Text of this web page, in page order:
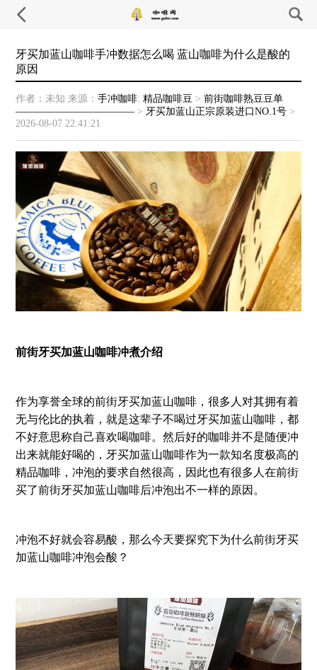
牙买加蓝山咖啡手冲数据怎么喝 蓝山咖啡为什么是酸的
原因
作者：未知 来源：手冲咖啡:精品咖啡豆 >前街咖啡熟豆豆单
———————————— > 牙买加蓝山正宗原装进口NO.1号 >
2026-08-07 22:41:21
前街牙买加蓝山咖啡冲煮介绍
作为享誉全球的前街牙买加蓝山咖啡，很多人对其拥有着
无与伦比的执着，就是这辈子不喝过牙买加蓝山咖啡，都
不好意思称自己喜欢喝咖啡。然后好的咖啡并不是随便冲
出来就能好喝的，牙买加蓝山咖啡作为一款知名度极高的
精品咖啡，冲泡的要求自然很高，因此也有很多人在前街
买了前街牙买加蓝山咖啡后冲泡出不一样的原因。
冲泡不好就会容易酸，那么今天要探究下为什么前街牙买
加蓝山咖啡冲泡会酸？